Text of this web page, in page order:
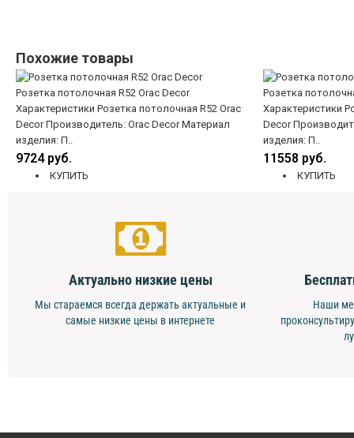
Похожие товары
Розетка потолочная R52 Orac Decor
Характеристики Розетка потолочная R52 Orac
Decor Производитель: Orac Decor Материал
изделия: П..
9724 руб.
КУПИТЬ
Розетка
Характеристики
Decor
изделия: П..
11558 руб.
КУПИТЬ
Актуально низкие цены
Мы стараемся всегда держать актуальные и
самые низкие цены в интернете
Наши